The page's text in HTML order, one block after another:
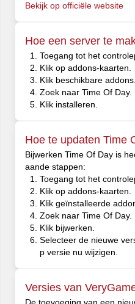
Bekijk op officiële website
Hoe een server te
Toegang tot het
Klik op addons-kaarten.
Klik beschikbare addons.
Zoek naar Time Of Day.
Klik installeren.
Hoe te updaten Time
Bijwerken Time Of Day is
aande stappen:
Toegang tot het
Klik op addons-kaarten.
Klik geïnstalleerde
Zoek naar Time Of Day.
Klik bijwerken.
Selecteer de nieuwe
p versie nu wijzigen.
Versies van